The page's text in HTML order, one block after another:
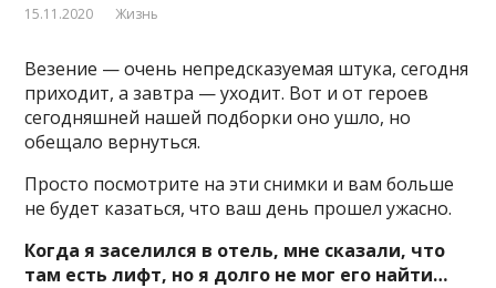
15.11.2020 Жизнь
Везение — очень непредсказуемая штука, сегодня
приходит, а завтра — уходит. Вот и от героев
сегодняшней нашей подборки оно ушло, но
обещало вернуться.
Просто посмотрите на эти снимки и вам больше
не будет казаться, что ваш день прошел ужасно.
Когда я заселился в отель, мне сказали, что
там есть лифт, но я долго не мог его найти…